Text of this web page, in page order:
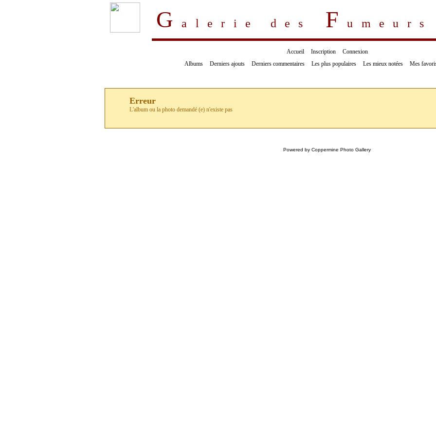
Galerie des F
Accueil Inscription
Connexion
Albums
Derniers ajouts Derniers commentaires Les plus populaires Les mieux notées Mes
Erreur
L'album ou la photo demandé (e) n'existe pas
Powered by Coppermine Photo Gallery